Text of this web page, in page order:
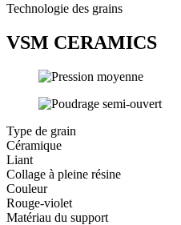
Technologie des grains
VSM CERAMICS
Type de grain
Céramique
Liant
Collage à pleine résine
Couleur
Rouge-violet
Matériau du support